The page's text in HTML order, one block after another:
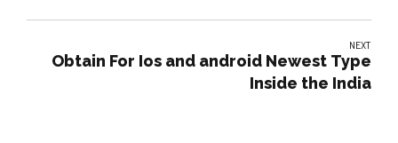
NEXT
Obtain For Ios and android Newest Type
Inside the India